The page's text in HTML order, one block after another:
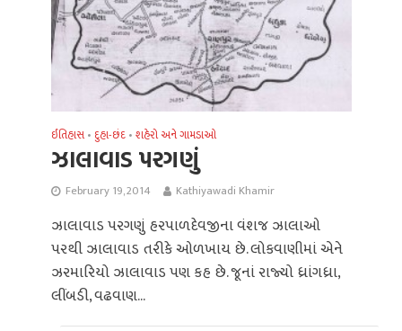
ઈતિહાસ • દુહા-છંદ • શહેરો અને ગામડાઓ
ઝાલાવાડ પરગણું
February 19, 2014 Kathiyawadi Khamir
ઝાલાવાડ પરગણું હરપાળદેવજીના વંશજ ઝાલાઓ
પરથી ઝાલાવાડ તરીકે ઓળખાય છે. લોકવાણીમાં એને
ઝરમારિયો ઝાલાવાડ પણ કહ છે. જૂનાં રાજ્યો ધ્રાંગધ્રા,
લીંબડી, વઢવાણ...